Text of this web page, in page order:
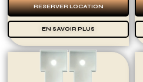
RESERVER LOCATION
EN SAVOIR PLUS